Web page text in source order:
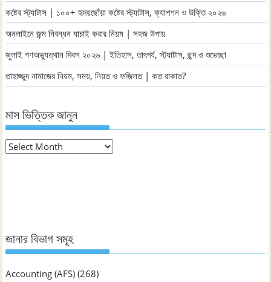
কষ্টের স্ট্যাটাস | ১০০+ হৃদয়ছোঁয়া কষ্টের স্ট্যাটাস, ক্যাপশন ও উক্তি ২০২৬
অনলাইনে জন্ম নিবন্ধন যাচাই করার নিয়ম | সহজ উপায়
জুলাই গণঅভ্যুত্থান দিবস ২০২৬ | ইতিহাস, তাৎপর্য, স্ট্যাটাস, ছন্দ ও শুভেচ্ছা
তাহাজ্জুদ নামাজের নিয়ম, সময়, নিয়ত ও ফজিলত | কত রাকাত?
মাস ভিত্তিক জানুন
মাস
জানার বিভাগ সমূহ
Accounting (AFS) (268)